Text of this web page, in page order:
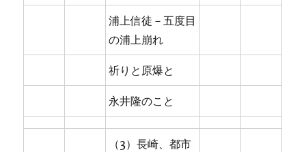
浦上信徒－五度目
の浦上崩れ
祈りと原爆と
永井隆のこと
（3）長崎、都市